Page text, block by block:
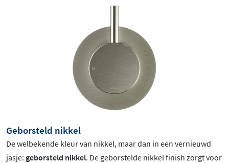
Geborsteld nikkel
De welbekende kleur van nikkel, maar dan in een vernieuwd
jasje: geborsteld nikkel. De geborstelde nikkel finish zorgt voor